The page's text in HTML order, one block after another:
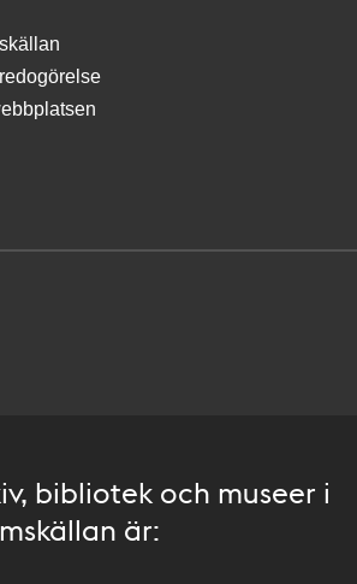
bibliotek och museer i
är: